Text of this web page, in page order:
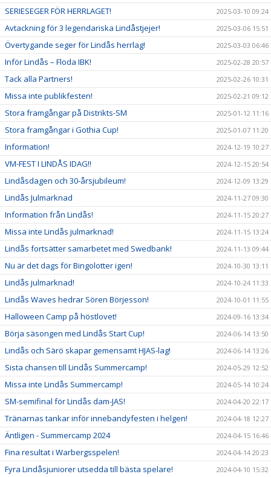
SERIESEGER FÖR HERRLAGET! 2025-03-10 09:24
Avtackning för 3 legendariska Lindåstjejer! 2025-03-06 15:51
Övertygande seger för Lindås herrlag! 2025-03-03 06:46
Inför Lindås – Floda IBK! 2025-02-28 20:57
Tack alla Partners! 2025-02-26 10:31
Missa inte publikfesten! 2025-02-21 09:12
Stora framgångar på Distrikts-SM 2025-01-12 11:16
Stora framgångar i Gothia Cup! 2025-01-07 11:20
Information! 2024-12-19 10:27
VM-FEST I LINDÅS IDAG!! 2024-12-15 20:54
Lindåsdagen och 30-årsjubileum! 2024-12-09 13:29
Lindås Julmarknad 2024-11-27 09:30
Information från Lindås! 2024-11-15 20:27
Missa inte Lindås julmarknad! 2024-11-15 13:24
Lindås fortsätter samarbetet med Swedbank! 2024-11-13 09:44
Nu är det dags för Bingolotter igen! 2024-10-30 13:11
Lindås julmarknad! 2024-10-24 11:33
Lindås Waves hedrar Sören Börjesson! 2024-10-01 11:55
Halloween Camp på höstlovet! 2024-09-16 13:34
Börja säsongen med Lindås Start Cup! 2024-06-14 13:50
Lindås och Särö skapar gemensamt HJAS-lag! 2024-06-14 13:26
Sista chansen till Lindås Summercamp! 2024-05-29 12:52
Missa inte Lindås Summercamp! 2024-05-14 10:24
SM-semifinal för Lindås dam-JAS! 2024-04-20 22:17
Tränarnas tankar inför innebandyfesten i helgen! 2024-04-18 12:27
Äntligen - Summercamp 2024 2024-04-15 16:46
Fina resultat i Warbergsspelen! 2024-04-14 20:23
Fyra Lindåsjuniorer utsedda till bästa spelare! 2024-04-10 15:32